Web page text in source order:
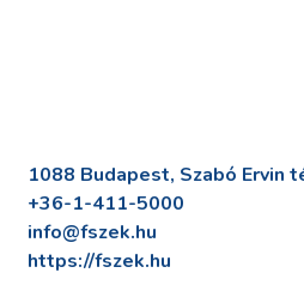
1088 Budapest, Szabó Ervin
+36-1-411-5000
info@fszek.hu
https://fszek.hu